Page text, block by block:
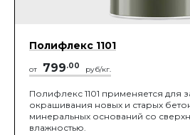
Полифлекс 1101
от 799.00 руб/кг.
Полифлекс 1101 применяется для
окрашивания новых и старых
минеральных оснований со
влажностью.